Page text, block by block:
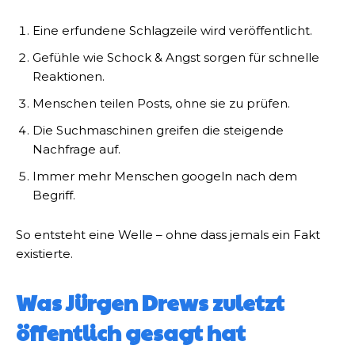
Eine erfundene Schlagzeile wird veröffentlicht.
Gefühle wie Schock & Angst sorgen für schnelle
Reaktionen.
Menschen teilen Posts, ohne sie zu prüfen.
Die Suchmaschinen greifen die steigende
Nachfrage auf.
Immer mehr Menschen googeln nach dem
Begriff.
So entsteht eine Welle – ohne dass jemals ein Fakt
existierte.
Was Jürgen Drews zuletzt
öffentlich gesagt hat